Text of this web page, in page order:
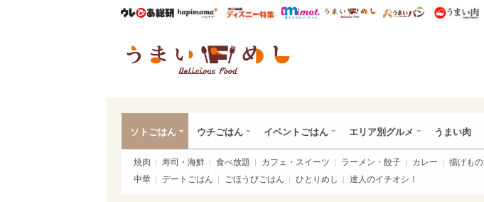
ウレぴあ総研ハピママ* ウレぴあ総研 ディズニー特集
mimot. うまいめし うまいパン
ソトごはん ウチごはん イベントごはん エリア別グルメ うまい肉
焼肉 寿司・海鮮 食べ放題 カフェ・スイーツ ラーメン・餃子 カレー 揚げもの
中華
デートごはん ごほうびごはん ひとりめし 達人のイチオシ！